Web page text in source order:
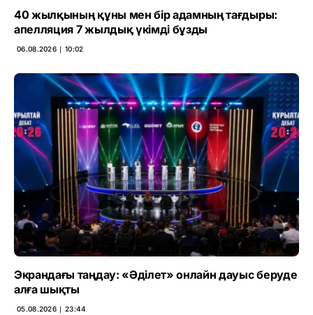
40 жылқының құны мен бір адамның тағдыры:
апелляция 7 жылдық үкімді бұзды
06.08.2026 ∣ 10:02
Экрандағы таңдау: «Әділет» онлайн дауыс беруде
алға шықты
05.08.2026 ∣ 23:44